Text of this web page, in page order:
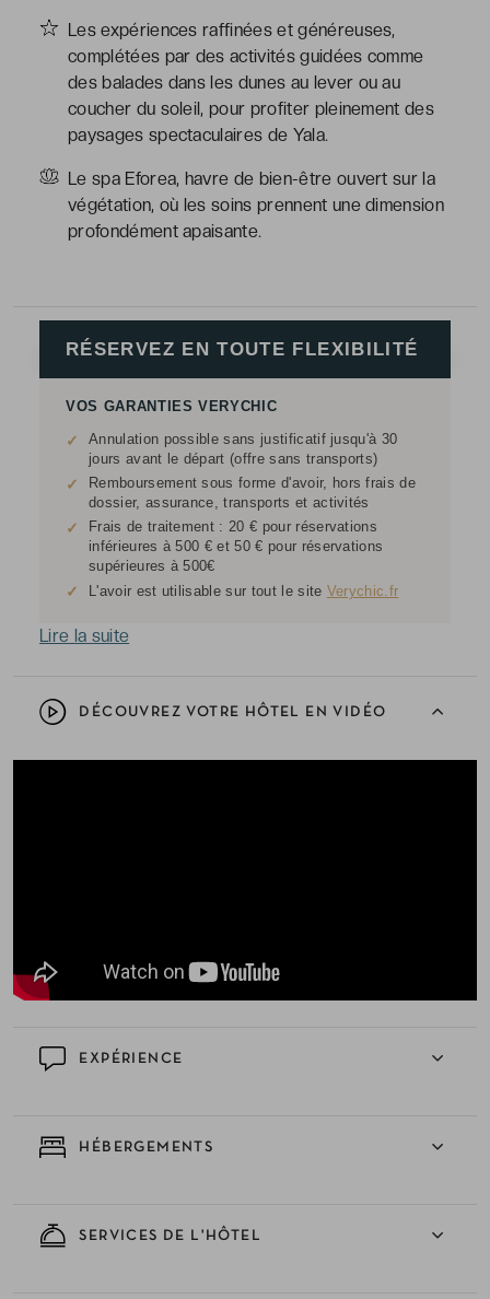
Les expériences raffinées et généreuses,
complétées par des activités guidées comme
des balades dans les dunes au lever ou au
coucher du soleil, pour profiter pleinement des
paysages spectaculaires de Yala.
Le spa Eforea, havre de bien-être ouvert sur la
végétation, où les soins prennent une dimension
profondément apaisante.
DÉCOUVREZ VOTRE HÔTEL EN VIDÉO
EXPÉRIENCE
HÉBERGEMENTS
SERVICES DE L'HÔTEL
RÉSERVEZ EN TOUTE FLEXIBILITÉ
VOS GARANTIES VERYCHIC
✓
Annulation possible sans justificatif jusqu'à 30
jours avant le départ (offre sans transports)
✓
Remboursement sous forme d'avoir, hors frais de
dossier, assurance, transports et activités
✓
Frais de traitement : 20 € pour réservations
inférieures à 500 € et 50 € pour réservations
supérieures à 500€
✓ L'avoir est utilisable sur tout le site Verychic.fr
Lire la suite